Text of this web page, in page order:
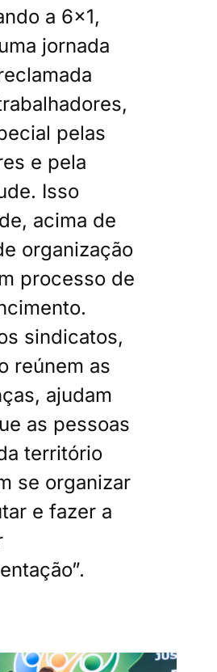
a 6×1,
jornada
pelas
e pela
Isso
acima de
organização
processo de
sindicatos,
reúnem as
ajudam
as pessoas
território
se organizar
e fazer a